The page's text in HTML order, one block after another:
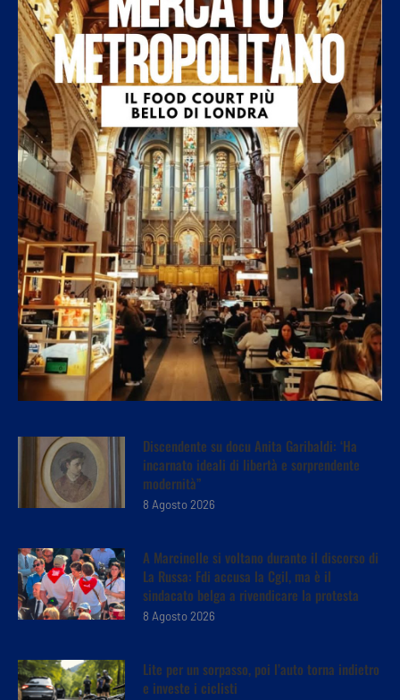
Discendente su docu Anita Garibaldi: ‘Ha
incarnato ideali di libertà e sorprendente
modernità”
8 Agosto 2026
A Marcinelle si voltano durante il discorso di
La Russa: Fdi accusa la Cgil, ma è il
sindacato belga a rivendicare la protesta
8 Agosto 2026
Lite per un sorpasso, poi l’auto torna indietro
e investe i ciclisti